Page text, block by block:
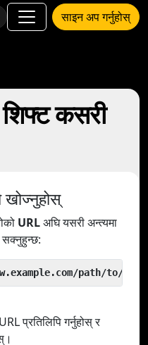
साइन अप गर्नुहोस्
कसरी
खोज्नुहोस्
URLअघि यसरी अन्त्यमा
सक्नुहुन्छ:
path/to/
प्रतिलिपि गर्नुहोस् र